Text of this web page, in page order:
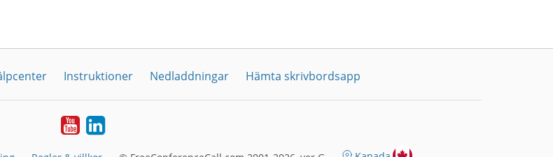
Instruktioner Nedladdningar Hämta skrivbordsapp
YouTubeLinkedIn